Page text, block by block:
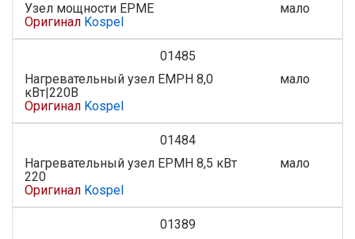
Узел мощности ЕРМЕ
Оригинал Kospel
мало
01485
Нагревательный узел EMPH 8,0
кВт|220В
Оригинал Kospel
мало
01484
Нагревательный узел ЕРМН 8,5 кВт
220
Оригинал Kospel
мало
01389